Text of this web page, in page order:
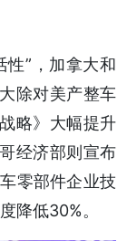
性”，加拿大和
除对美产整车
略》大幅提升
经济部则宣布
零部件企业技
降低30%。